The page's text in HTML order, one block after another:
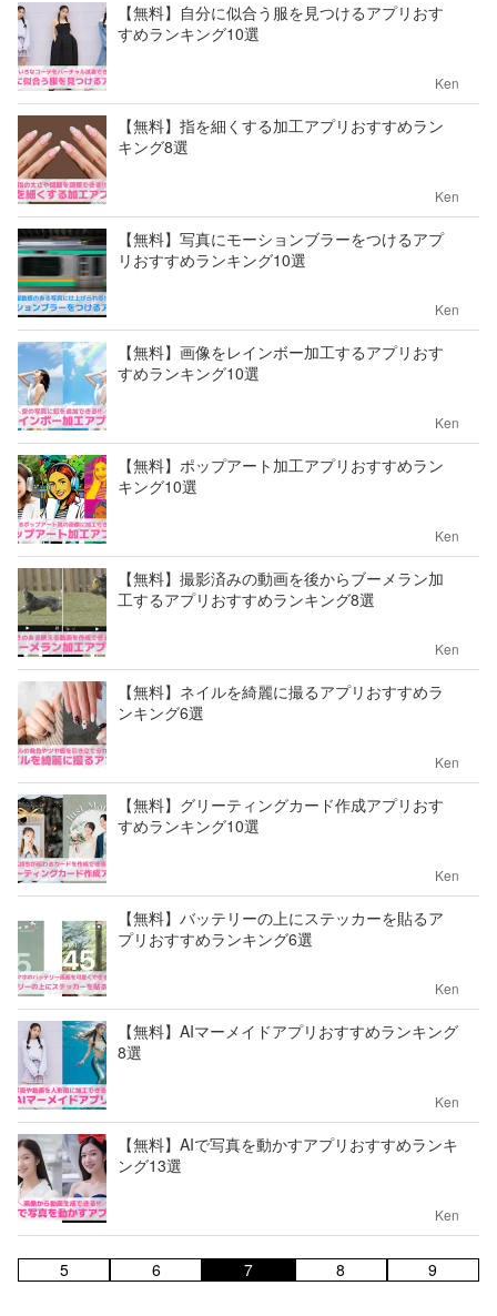
【無料】自分に似合う服を見つけるアプリおす
すめランキング10選
Ken
【無料】指を細くする加工アプリおすすめラン
キング8選
Ken
【無料】写真にモーションブラーをつけるアプ
リおすすめランキング10選
Ken
【無料】画像をレインボー加工するアプリおす
すめランキング10選
Ken
【無料】ポップアート加工アプリおすすめラン
キング10選
Ken
【無料】撮影済みの動画を後からブーメラン加
工するアプリおすすめランキング8選
Ken
【無料】ネイルを綺麗に撮るアプリおすすめラ
ンキング6選
Ken
【無料】グリーティングカード作成アプリおす
すめランキング10選
Ken
【無料】バッテリーの上にステッカーを貼るア
プリおすすめランキング6選
Ken
【無料】AIマーメイドアプリおすすめランキング
8選
Ken
【無料】AIで写真を動かすアプリおすすめランキ
ング13選
Ken
5 6 7 8 9